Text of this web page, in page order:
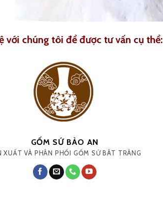
với chúng tôi để được tư vấn cụ thể:
GỐM SỨ BẢO AN
XUẤT VÀ PHÂN PHỐI GỐM SỨ BÁT TRÀNG